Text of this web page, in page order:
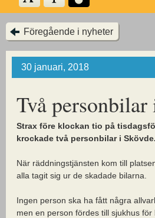
Föregående i nyheter
30 januari, 2018
Två
Strax före klockan tio på
krockade två personbilar i Skövde.
När räddningstjänsten kom till
alla tagit sig ur de skadade bilarna.
Ingen person ska ha fått några
men en person fördes till sjukhus för